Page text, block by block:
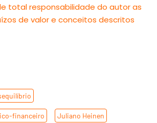
total responsabilidade do autor as
de valor e conceitos descritos
financeiro Juliano Heinen